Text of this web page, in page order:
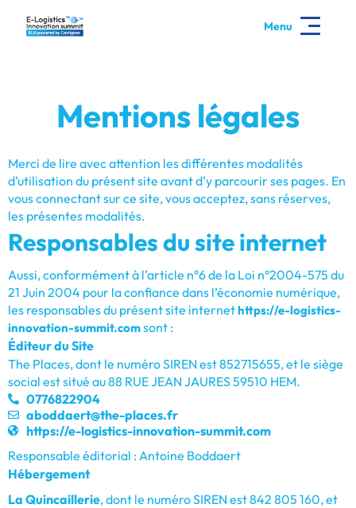
Menu
Mentions légales
Merci de lire avec attention les différentes modalités
d’utilisation du présent site avant d’y parcourir ses pages. En
vous connectant sur ce site, vous acceptez, sans réserves,
les présentes modalités.
Responsables du site internet
Aussi, conformément à l’article n°6 de la Loi n°2004-575 du
21 Juin 2004 pour la confiance dans l’économie numérique,
les responsables du présent site internethttps://e-logistics-
innovation-summit.comsont :
Éditeur du Site
The Places, dont le numéro SIREN est 852715655, et le siège
social est situé au 88 RUE JEAN JAURES 59510 HEM.
0776822904
aboddaert@the-places.fr
https://e-logistics-innovation-summit.com
Responsable éditorial : Antoine Boddaert
Hébergement
La Quincaillerie, dont le numéro SIREN est 842 805 160, et